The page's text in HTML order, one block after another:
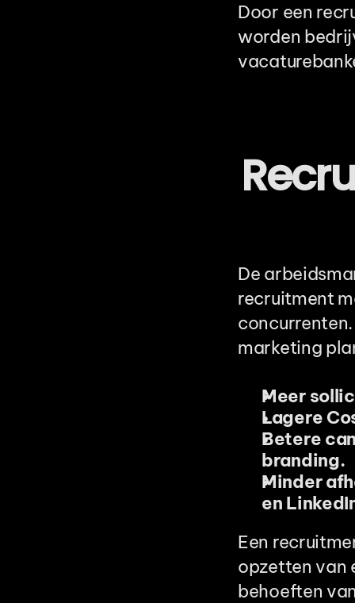
Door een
worden
De
recruitment
marketing
Meer
Lagere
Betere
branding.
Minder
en
Een
opzetten van
behoeften